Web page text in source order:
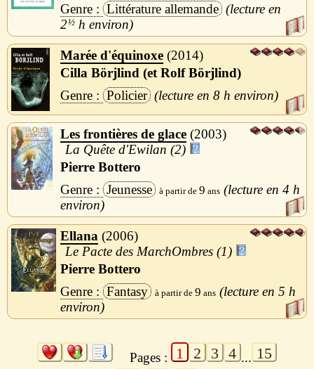
Littérature allemande
2½ h
Marée d'équinoxe 2014
Cilla Börjlind (et Rolf Börjlind)
Policier
8 h
Les frontières de glace 2003
La Quête d'Ewilan (2)
Pierre Bottero
Jeunesse
9 4 h
Ellana
2006
Le Pacte des MarchOmbres (1)
Pierre Bottero
Fantasy
9 5 h
Pages : 1 2 3 4 ... 15